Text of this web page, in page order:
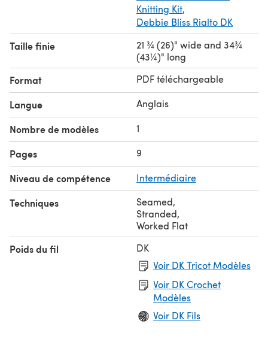
Download the PDF pattern for Winter Blanket - Knitting
Pattern for Christmas in Debbie Bliss Rialto DK & start
knitting today!
Discover thousands of downloadables andFREE knitting
patterns
Knitting Kit,
Debbie Bliss Rialto DK
Taille finie
21 ¾ (26)" wide and 34¾
(43¼)" long
Format PDF téléchargeable
Langue Anglais
Nombre de modèles 1
Pages 9
Niveau de compétence Intermédiaire
Techniques Seamed,
Stranded,
Worked Flat
Poids du fil
DK
Voir DK Tricot Modèles
Voir DK Crochet
Modèles
Voir DK Fils